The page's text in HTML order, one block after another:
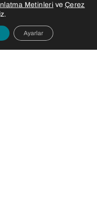
Metinleri ve Çerez
Ayarlar